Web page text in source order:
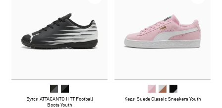
Бутси ATTACANTO II TT Football
Boots Youth
Кеди Suede Classic Sneakers Youth